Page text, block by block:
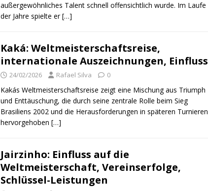
außergewöhnliches Talent schnell offensichtlich wurde. Im Laufe
der Jahre spielte er[…]
Kaká: Weltmeisterschaftsreise,
internationale Auszeichnungen, Einfluss
24/02/2026 Rafael Silva 0
Kakás Weltmeisterschaftsreise zeigt eine Mischung aus Triumph
und Enttäuschung, die durch seine zentrale Rolle beim Sieg
Brasiliens 2002 und die Herausforderungen in späteren Turnieren
hervorgehoben […]
Jairzinho: Einfluss auf die
Weltmeisterschaft, Vereinserfolge,
Schlüssel-Leistungen